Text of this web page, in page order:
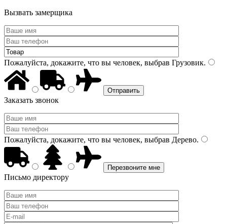
Вызвать замерщика
Пожалуйста, докажите, что вы человек, выбрав Грузовик.
Заказать звонок
Пожалуйста, докажите, что вы человек, выбрав Дерево.
Письмо директору